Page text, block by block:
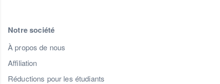
Notre société
À propos de nous
Affiliation
Réductions pour les étudiants